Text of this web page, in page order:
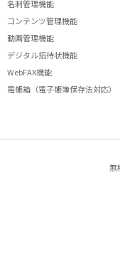
名刺管理機能
コンテンツ管理機能
動画管理機能
デジタル招待状機能
WebFAX機能
電帳箱（電子帳簿保存法対応）
無